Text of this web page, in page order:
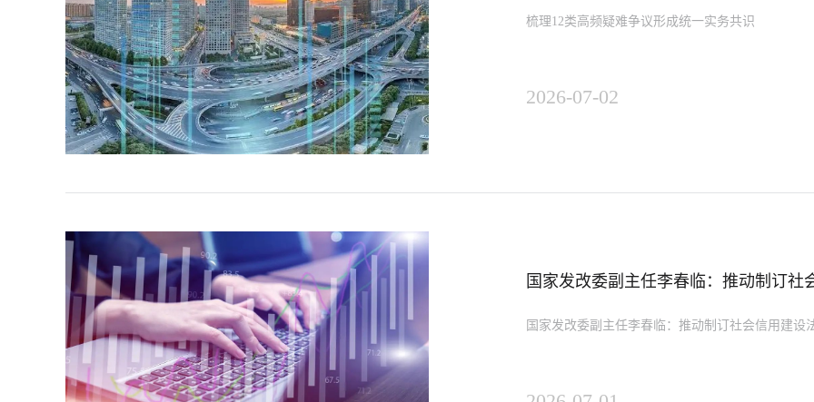
梳理12类高频疑难争议形成统一实务共识
2026-07-02
国家发改委副主任李春临：推动制订社
国家发改委副主任李春临：推动制订社会信用建设